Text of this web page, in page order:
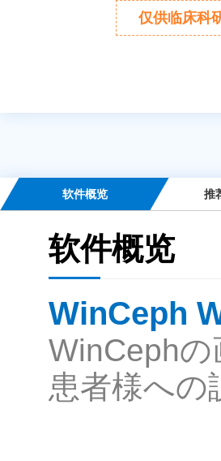
仅供临床科
软件概览 推
软件概览
WinCeph
WinCeph
患者様への